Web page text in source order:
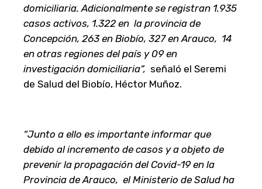
domiciliaria. Adicionalmente se registran 1.935
casos activos, 1.322 en la provincia de
Concepción, 263 en Biobío, 327 en Arauco, 14
en otras regiones del país y 09 en
investigación domiciliaria”, señaló el Seremi
de Salud del Biobío, Héctor Muñoz.
“Junto a ello es importante informar que
debido al incremento de casos y a objeto de
prevenir la propagación del Covid-19 en la
Provincia de Arauco, el Ministerio de Salud ha